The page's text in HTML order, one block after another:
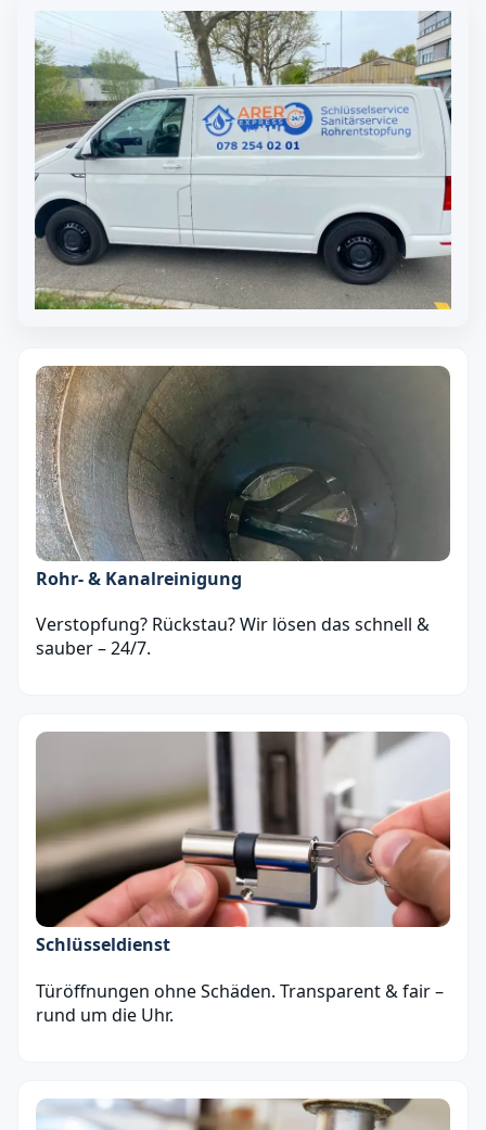
Rohr- & Kanalreinigung
Verstopfung? Rückstau? Wir lösen das schnell &
sauber – 24/7.
Schlüsseldienst
Türöffnungen ohne Schäden. Transparent & fair –
rund um die Uhr.